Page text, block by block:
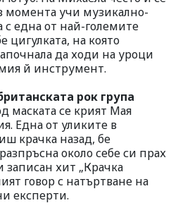
в момента учи музикално-
с една от най-големите
цигулката, на която
да ходи на уроци
й инструмент.
рок група
маската се крият Мая
Една от уликите в
крачка назад, бе
около себе си прах
хит „Крачка
говор с натъртване на
експерти.